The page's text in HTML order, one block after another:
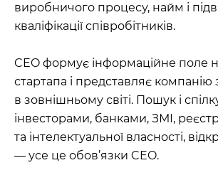
виробничого процесу, найм і
кваліфікації співробітників.
CEO формує інформаційне поле
стартапа і представляє компанію
в зовнішньому світі. Пошук і
інвесторами, банками, ЗМІ,
та інтелектуальної власності,
— усе це обов’язки CEO.